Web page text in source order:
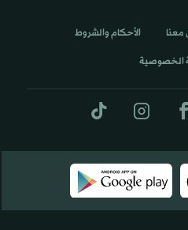
معنا الأحكام والشروط
الخصوصية